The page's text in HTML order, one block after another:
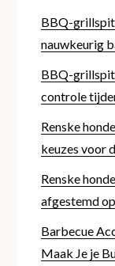
BBQ-
nauwkeurig
BBQ-
controle
Renske
keuzes voor
Renske
afgestemd
Barbecue
Maak Je je